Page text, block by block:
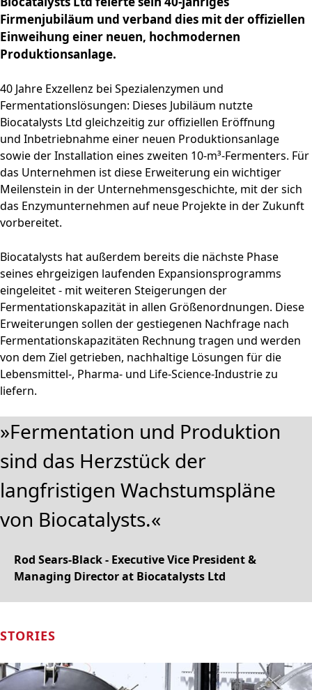
Firmenjubiläum und verband dies mit der offiziellen
Einweihung einer neuen, hochmodernen
Produktionsanlage.
40 Jahre Exzellenz bei Spezialenzymen und
Fermentationslösungen: Dieses Jubiläum nutzte
Biocatalysts Ltd gleichzeitig zur offiziellen Eröffnung
und Inbetriebnahme einer neuen Produktionsanlage
sowie der Installation eines zweiten 10-m³-Fermenters. Für
das Unternehmen ist diese Erweiterung ein wichtiger
Meilenstein in der Unternehmensgeschichte, mit der sich
das Enzymunternehmen auf neue Projekte in der Zukunft
vorbereitet.
Biocatalysts hat außerdem bereits die nächste Phase
seines ehrgeizigen laufenden Expansionsprogramms
eingeleitet - mit weiteren Steigerungen der
Fermentationskapazität in allen Größenordnungen. Diese
Erweiterungen sollen der gestiegenen Nachfrage nach
Fermentationskapazitäten Rechnung tragen und werden
von dem Ziel getrieben, nachhaltige Lösungen für die
Lebensmittel-, Pharma- und Life-Science-Industrie zu
liefern.
Fermentation und Produktion
sind das Herzstück der
langfristigen Wachstumspläne
von Biocatalysts.
Rod Sears-Black- Executive Vice President &
Managing Director at Biocatalysts Ltd
STORIES